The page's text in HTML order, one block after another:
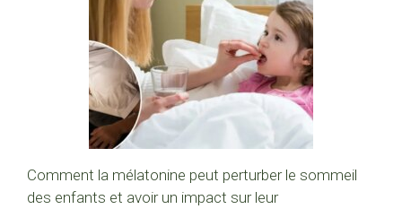
Comment la mélatonine peut perturber le sommeil
des enfants et avoir un impact sur leur